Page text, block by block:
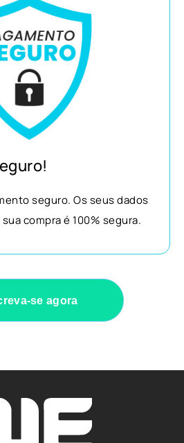
seguro. Os seus dados
compra é 100% segura.
se agora